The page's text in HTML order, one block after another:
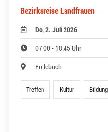
Bezirksreise Landfrauen
Do, 2. Juli 2026
07:00 - 18:45 Uhr
Entlebuch
Treffen Kultur Bildung